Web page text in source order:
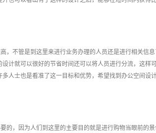
，不管是到这里来进行业务办理的人员还是进行相关信
计就可以很好的节省时间还可以将人员进行分流，这样
人士也是看准了这一目标和优势，希望找到办公空间设
的，因为人们到这里的主要目的就是进行购物当眼前的